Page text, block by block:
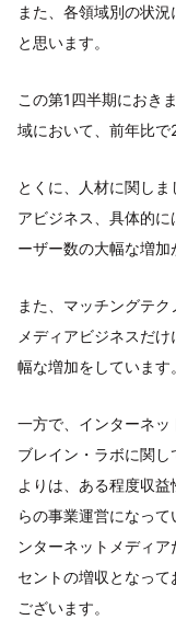
また、各領域別の状
と思います。
この第1四半期におき
域において、前年比で
とくに、人材に関し
アビジネス、具体的
ーザー数の大幅な増加
また、マッチングテ
メディアビジネスだ
幅な増加をしています。
一方で、インターネ
ブレイン・ラボに関
よりは、ある程度収
らの事業運営になっ
ンターネットメディ
セントの増収となっ
ございます。